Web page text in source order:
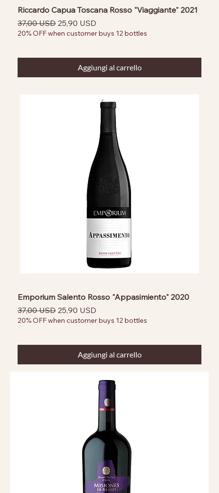
Riccardo Capua Toscana Rosso "Viaggiante" 2021
Prezzo regolare
37,00 USD Prezzo scontato
25,90 USD
20% OFF when customer buys 12 bottles
Aggiungi al carrello
Emporium Salento Rosso "Appasimiento" 2020
Prezzo regolare
37,00 USD Prezzo scontato
25,90 USD
20% OFF when customer buys 12 bottles
Aggiungi al carrello